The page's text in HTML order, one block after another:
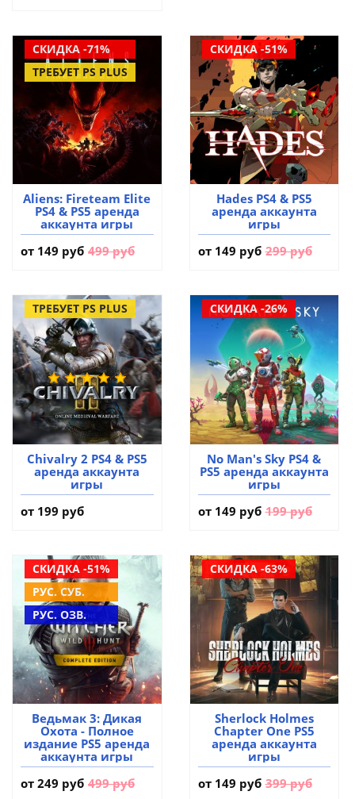
СКИДКА -71%
ТРЕБУЕТ PS PLUS
Aliens: Fireteam Elite
PS4 & PS5 аренда
аккаунта игры
от 149 руб 499 руб
СКИДКА -51%
Hades PS4 & PS5
аренда аккаунта
игры
от 149 руб 299 руб
ТРЕБУЕТ PS PLUS
Chivalry 2 PS4 & PS5
аренда аккаунта
игры
от 199 руб
СКИДКА -26%
No Man's Sky PS4 &
PS5 аренда аккаунта
игры
от 149 руб 199 руб
СКИДКА -51%
РУС. СУБ.
РУС. ОЗВ.
Ведьмак 3: Дикая
Охота - Полное
издание PS5 аренда
аккаунта игры
от 249 руб 499 руб
СКИДКА -63%
Sherlock Holmes
Chapter One PS5
аренда аккаунта
игры
от 149 руб 399 руб